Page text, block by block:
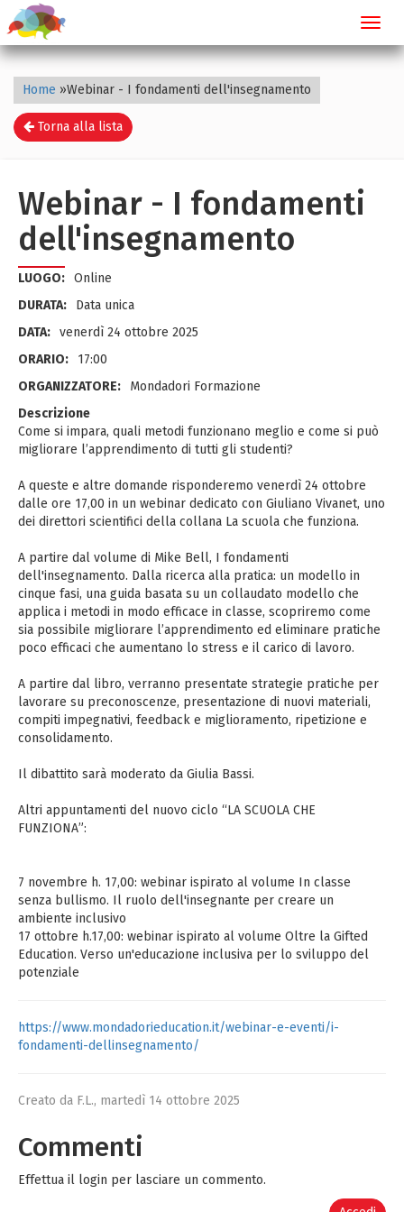
Home »Webinar - I fondamenti dell'insegnamento
Torna alla lista
Webinar - I fondamenti
dell'insegnamento
LUOGO: Online
DURATA:
Data unica
DATA: venerdì 24 ottobre 2025
ORARIO:
17:00
ORGANIZZATORE:
Mondadori Formazione
Descrizione
Come si impara, quali metodi funzionano meglio e come si può
migliorare l’apprendimento di tutti gli studenti?
A queste e altre domande risponderemo venerdì 24 ottobre
dalle ore 17,00 in un webinar dedicato con Giuliano Vivanet, uno
dei direttori scientifici della collana La scuola che funziona.
A partire dal volume di Mike Bell, I fondamenti
dell'insegnamento. Dalla ricerca alla pratica: un modello in
cinque fasi, una guida basata su un collaudato modello che
applica i metodi in modo efficace in classe, scopriremo come
sia possibile migliorare l’apprendimento ed eliminare pratiche
poco efficaci che aumentano lo stress e il carico di lavoro.
A partire dal libro, verranno presentate strategie pratiche per
lavorare su preconoscenze, presentazione di nuovi materiali,
compiti impegnativi, feedback e miglioramento, ripetizione e
consolidamento.
Il dibattito sarà moderato da Giulia Bassi.
Altri appuntamenti del nuovo ciclo “LA SCUOLA CHE
FUNZIONA”:
7 novembre h. 17,00: webinar ispirato al volume In classe
senza bullismo. Il ruolo dell'insegnante per creare un
ambiente inclusivo
17 ottobre h.17,00: webinar ispirato al volume Oltre la Gifted
Education. Verso un'educazione inclusiva per lo sviluppo del
potenziale
https://www.mondadorieducation.it/webinar-e-eventi/i-
fondamenti-dellinsegnamento/
Creato da F.L., martedì 14 ottobre 2025
Commenti
Effettua il login per lasciare un commento.